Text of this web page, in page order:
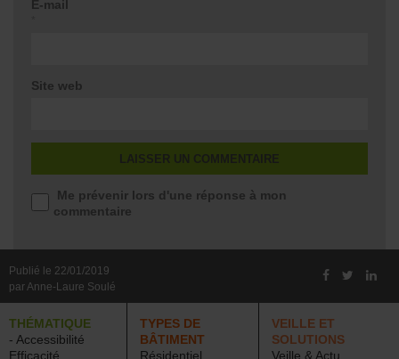
E-mail
Site web
Me prévenir lors d'une réponse à mon
commentaire
Publié le 22/01/2019
par Anne-Laure Soulé
THÉMATIQUE
- Accessibilité
Efficacité
TYPES DE
BÂTIMENT
Résidentiel
VEILLE ET
SOLUTIONS
Veille & Actu